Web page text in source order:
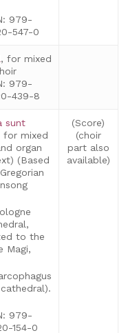
a la cistella.
shop
979-
547-0
, for mixed
979-
439-8
sunt
for mixed
organ
(Based
to the
Magi,
979-
154-0
(Score)
(choir
part also
available)